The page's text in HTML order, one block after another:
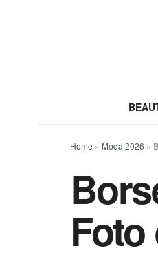
Home » Moda 2026 »
Foto